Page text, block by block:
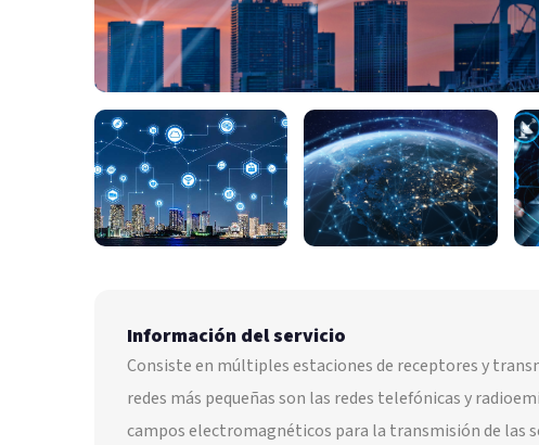
Información del servicio
Consiste en múltiples estaciones de receptores y
redes más pequeñas son las redes telefónicas y
campos electromagnéticos para la transmisión de las